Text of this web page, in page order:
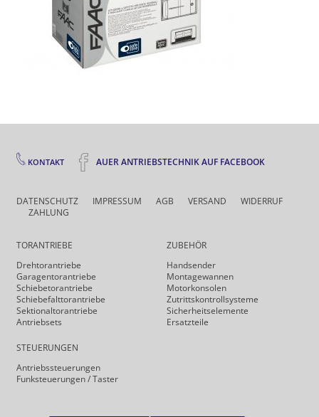
KONTAKT AUER ANTRIEBSTECHNIK AUF FACEBOOK
DATENSCHUTZ IMPRESSUM AGB VERSAND
WIDERRUF
ZAHLUNG
TORANTRIEBE
Drehtor­antriebe
Garagentorantriebe
Schiebetorantriebe
Schiebefalt­torantriebe
Sektionaltorantriebe
Antriebsets
STEUERUNGEN
Antriebs­steuerungen
Funk­steuerungen / Taster
ZUBEHÖR
Handsender
Montagewannen
Motorkonsolen
Zutrittskontrollsysteme
Sicherheits­elemente
Ersatzteile